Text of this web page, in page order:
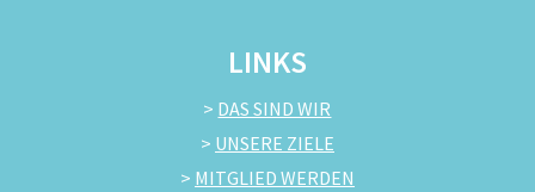
LINKS
> DAS SIND WIR
> UNSERE ZIELE
> MITGLIED WERDEN